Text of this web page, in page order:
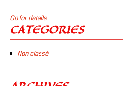
Go for details
CATEGORIES
Non classé